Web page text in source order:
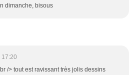
dimanche, bisous
/> tout est ravissant très jolis dessins